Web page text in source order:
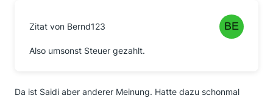
Zitat von Bernd123
Also umsonst Steuer gezahlt.
Da ist Saidi aber anderer Meinung. Hatte dazu schonmal